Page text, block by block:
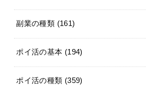
副業の種類 (161)
ポイ活の基本 (194)
ポイ活の種類 (359)